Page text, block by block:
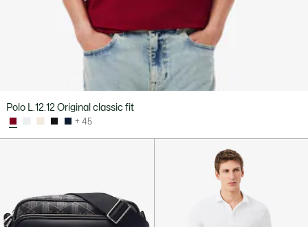
Polo L.12.12 Original classic fit
+ 45